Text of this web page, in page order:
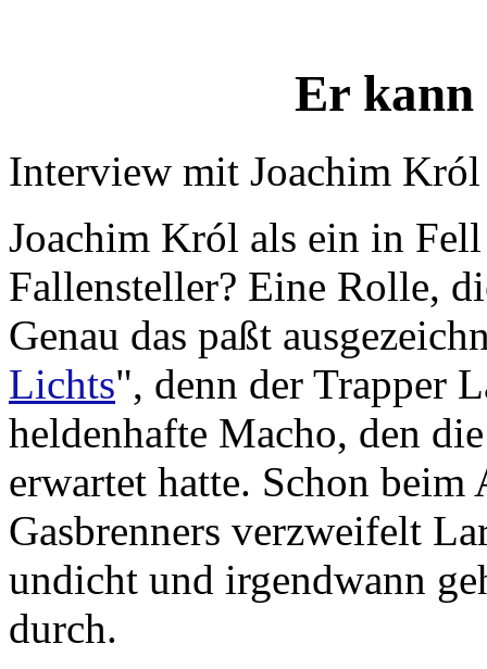
Er kann
Interview mit Joachim Król
Joachim Król als ein in
Fallensteller? Eine Rolle,
Genau das paßt
Lichts", denn der Trapper
heldenhafte Macho, den
erwartet hatte. Schon beim
Gasbrenners verzweifelt
undicht und irgendwann
durch.